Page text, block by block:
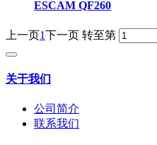
ESCAM QF260
上一页1下一页 转至第
关于我们
公司简介
联系我们